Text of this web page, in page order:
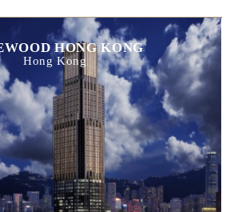
HONG KONG
Hong Kong